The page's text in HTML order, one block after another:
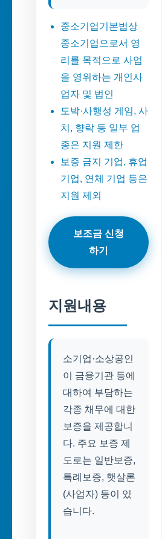
중소기업기본법상
중소기업으로서 영
리를 목적으로 사업
을 영위하는 개인사
업자 및 법인
도박·사행성 게임, 사
치, 향락 등 일부 업
종은 지원 제한
보증 금지 기업, 휴업
기업, 연체 기업 등은
지원 제외
보조금 신청
하기
지원내용
소기업·소상공인
이 금융기관 등에
대하여 부담하는
각종 채무에 대한
보증을 제공합니
다. 주요 보증 제
도로는 일반보증,
특례보증, 햇살론
(사업자) 등이 있
습니다.